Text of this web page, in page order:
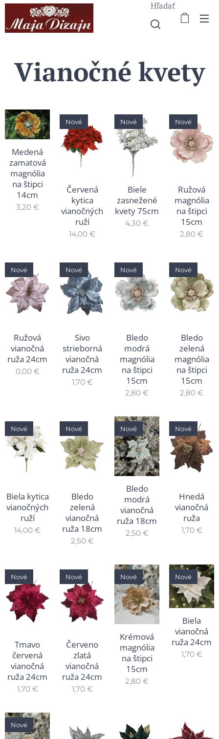
Hľadať
Vianočné kvety
Medená
zamatová
magnólia
na štipci
14cm
3,20€
Červená
kytica
vianočných
ruží
Nové
14,00 €
Biele
zasnežené
kvety 75cm
Nové
4,30 €
Ružová
magnólia
na štipci
15cm
Nové
2,80 €
Ružová
vianočná
ruža 24cm
Nové
0,00€
Sivo
strieborná
vianočná
ruža 24cm
Nové
1,70€
Bledo
modrá
magnólia
na štipci
15cm
Nové
2,80 €
Bledo
zelená
magnólia
na štipci
15cm
Nové
2,80 €
Biela kytica
vianočných
ruží
Nové
14,00 €
Bledo
zelená
vianočná
ruža 18cm
Nové
2,50€
Bledo
modrá
vianočná
ruža 18cm
Nové
2,50€
Hnedá
vianočná
ruža
Nové
1,70€
Tmavo
červená
vianočná
ruža 24cm
Nové
1,70€
Červeno
zlatá
vianočná
ruža 24cm
Nové
1,70€
Krémová
magnólia
na štipci
15cm
Nové
2,80 €
Biela
vianočná
ruža 24cm
Nové
1,70€
Nové